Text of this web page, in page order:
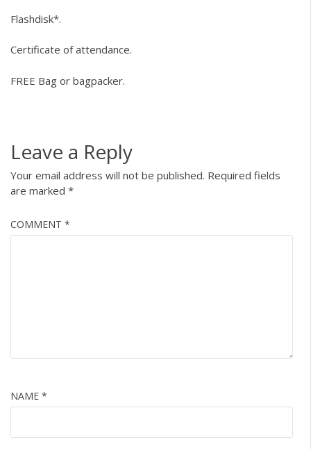
Flashdisk*.
Certificate of attendance.
FREE Bag or bagpacker.
Leave a Reply
Your email address will not be published. Required fields
are marked *
COMMENT *
NAME *